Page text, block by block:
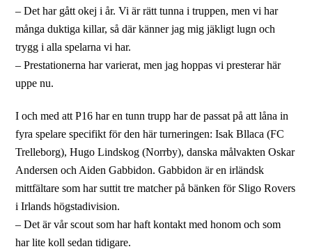
– Det har gått okej i år. Vi är rätt tunna i truppen, men vi har
många duktiga killar, så där känner jag mig jäkligt lugn och
trygg i alla spelarna vi har.
– Prestationerna har varierat, men jag hoppas vi presterar här
uppe nu.
I och med att P16 har en tunn trupp har de passat på att låna in
fyra spelare specifikt för den här turneringen: Isak Bllaca (FC
Trelleborg), Hugo Lindskog (Norrby), danska målvakten Oskar
Andersen och Aiden Gabbidon. Gabbidon är en irländsk
mittfältare som har suttit tre matcher på bänken för Sligo Rovers
i Irlands högstadivision.
– Det är vår scout som har haft kontakt med honom och som
har lite koll sedan tidigare.